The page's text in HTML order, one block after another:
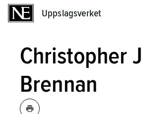
Uppslagsverket
Christopher
Brennan